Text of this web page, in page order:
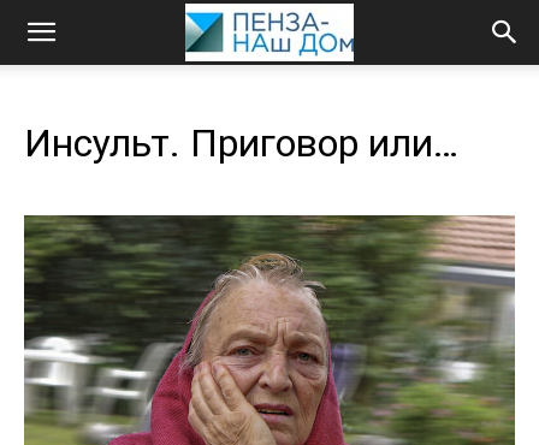
Инсульт. Приговор или…